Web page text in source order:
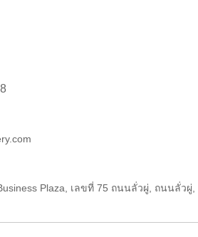
Plaza, เลขที่ 75 ถนนลั่วผู่, ถนนลั่ว